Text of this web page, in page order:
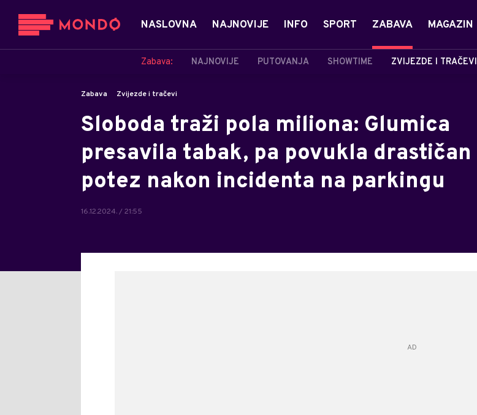
NASLOVNA NAJNOVIJE INFO SPORT ZABAVA
Zabava: NAJNOVIJE PUTOVANJA SHOWTIME ZVIJEZDE I TRAČEVI
MAGAZIN
Zabava Zvijezde i tračevi
Sloboda traži pola miliona: Glumica
presavila tabak, pa povukla drastičan
potez nakon incidenta na parkingu
16.12.2024. / 21:55